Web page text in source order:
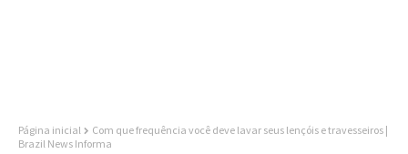
Página inicial
Com que frequência você deve lavar seus lençóis e travesseiros |
Brazil News Informa